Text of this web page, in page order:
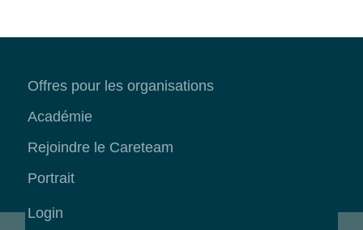
Offres pour les organisations
Académie
Rejoindre le Careteam
Portrait
Login